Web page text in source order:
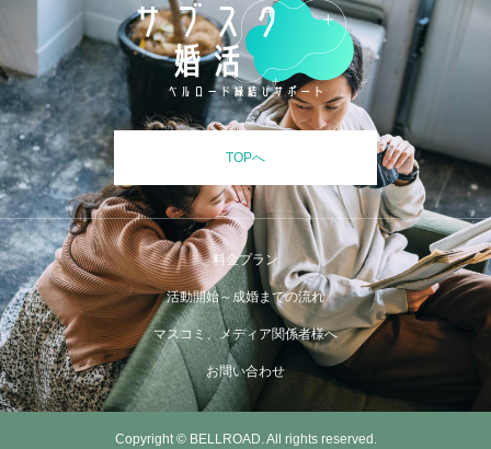
TOPへ
料金プラン
活動開始～成婚までの流れ
マスコミ、メディア関係者様へ
お問い合わせ
Copyright © BELLROAD. All rights reserved.